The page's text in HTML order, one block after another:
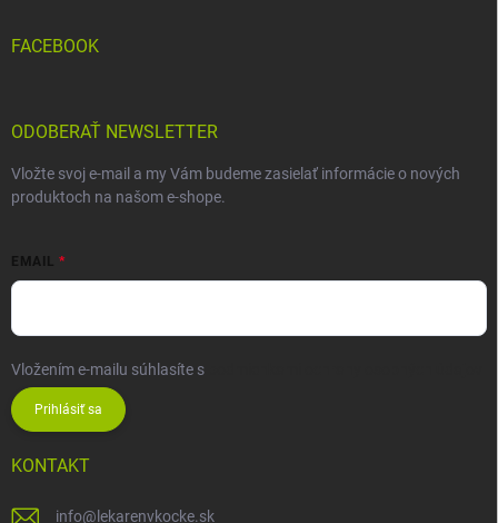
FACEBOOK
ODOBERAŤ NEWSLETTER
Vložte svoj e-mail a my Vám budeme zasielať informácie o nových
produktoch na našom e-shope.
EMAIL
Vložením e-mailu súhlasíte s
Prihlásiť sa
KONTAKT
info@ lekarenvkocke.sk